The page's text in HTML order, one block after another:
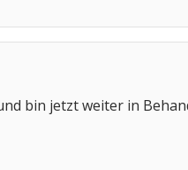
bin jetzt weiter in